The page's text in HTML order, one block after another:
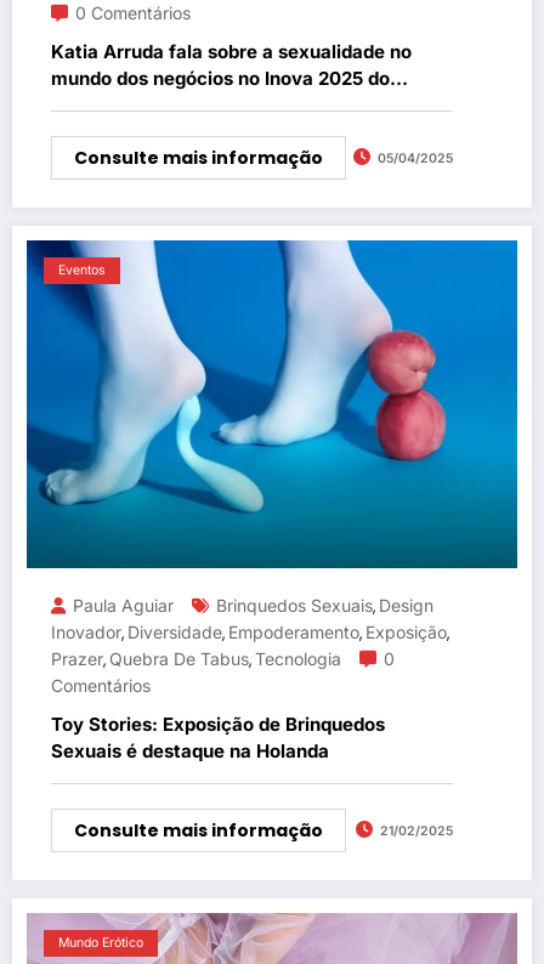
0 Comentários
Katia Arruda fala sobre a sexualidade no
mundo dos negócios no Inova 2025 do
Sebrae em Brasília
Consulte mais informação 05/04/2025
Eventos
Paula Aguiar Brinquedos Sexuais, Design
Inovador, Diversidade, Empoderamento, Exposição,
Prazer, Quebra De Tabus,Tecnologia
0
Comentários
Toy Stories: Exposição de Brinquedos
Sexuais é destaque na Holanda
Consulte mais informação 21/02/2025
Mundo Erótico